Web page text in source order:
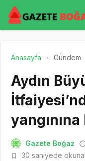
Anasayfa Gündem
Aydın
Gazete Boğaz
30 saniyede